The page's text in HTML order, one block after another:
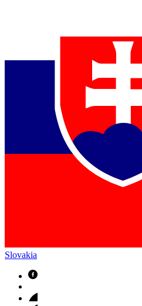
Slovakia